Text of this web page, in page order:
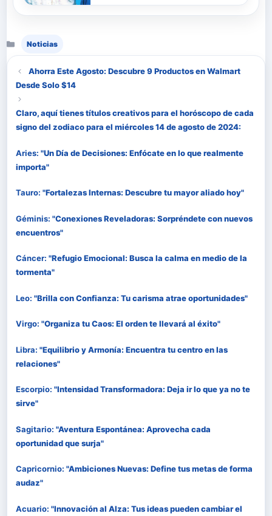
Noticias
Ahorra Este Agosto: Descubre 9 Productos en Walmart
Desde Solo $14
Claro, aquí tienes títulos creativos para el horóscopo de cada
signo del zodiaco para el miércoles 14 de agosto de 2024:
Aries: "Un Día de Decisiones: Enfócate en lo que realmente
importa"
Tauro: "Fortalezas Internas: Descubre tu mayor aliado hoy"
Géminis: "Conexiones Reveladoras: Sorpréndete con nuevos
encuentros"
Cáncer: "Refugio Emocional: Busca la calma en medio de la
tormenta"
Leo: "Brilla con Confianza: Tu carisma atrae oportunidades"
Virgo: "Organiza tu Caos: El orden te llevará al éxito"
Libra: "Equilibrio y Armonía: Encuentra tu centro en las
relaciones"
Escorpio: "Intensidad Transformadora: Deja ir lo que ya no te
sirve"
Sagitario: "Aventura Espontánea: Aprovecha cada
oportunidad que surja"
Capricornio: "Ambiciones Nuevas: Define tus metas de forma
audaz"
Acuario: "Innovación al Alza: Tus ideas pueden cambiar el